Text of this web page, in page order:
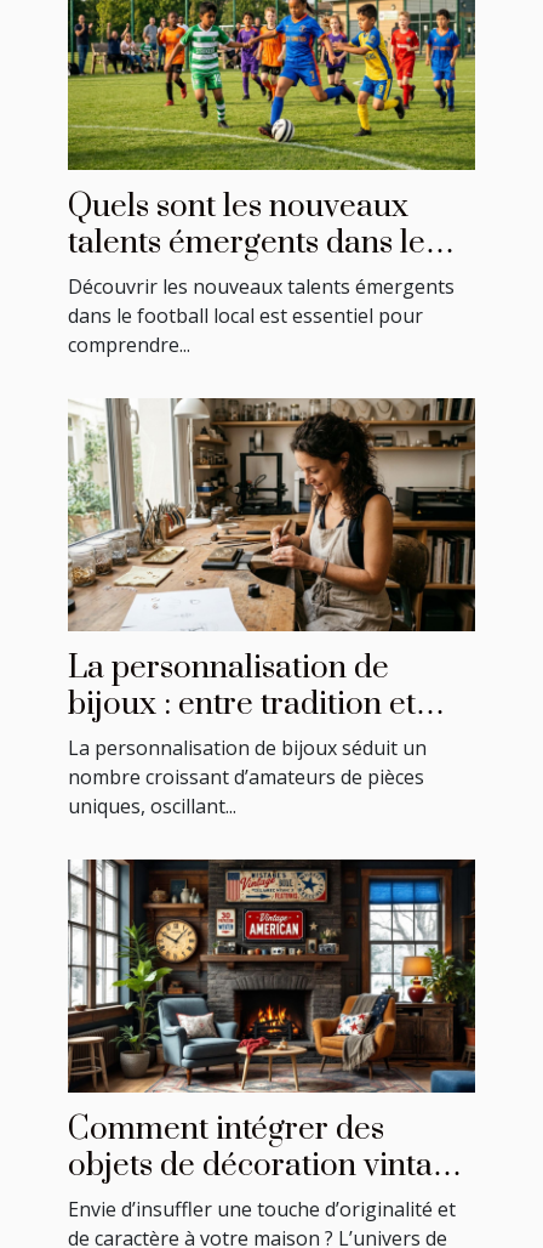
Quels sont les nouveaux
talents émergents dans le
football local ?
Découvrir les nouveaux talents émergents
dans le football local est essentiel pour
comprendre...
La personnalisation de
bijoux : entre tradition et
modernité
La personnalisation de bijoux séduit un
nombre croissant d’amateurs de pièces
uniques, oscillant...
Comment intégrer des
objets de décoration vintage
américains dans votre
intérieur ?
Envie d’insuffler une touche d’originalité et
de caractère à votre maison ? L’univers de